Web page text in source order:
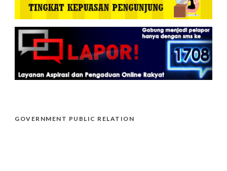
GOVERNMENT PUBLIC RELATION